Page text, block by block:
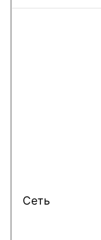
Сеть